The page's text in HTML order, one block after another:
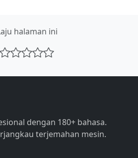
halaman ini
dengan 180+ bahasa.
terjemahan mesin.